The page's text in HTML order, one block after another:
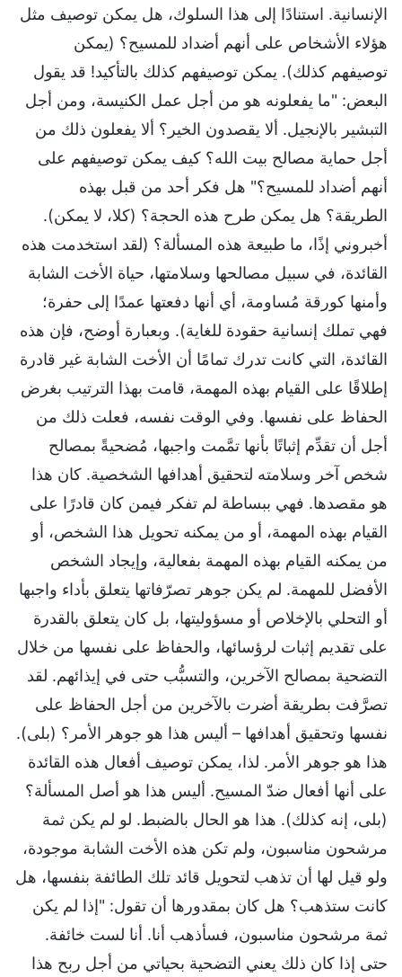
الإنسانية. استنادًا إلى هذا السلوك، هل يمكن توصيف مثل
هؤلاء الأشخاص على أنهم أضداد للمسيح؟ (يمكن
توصيفهم كذلك). يمكن توصيفهم كذلك بالتأكيد! قد يقول
البعض: "ما يفعلونه هو من أجل عمل الكنيسة، ومن أجل
التبشير بالإنجيل. ألا يقصدون الخير؟ ألا يفعلون ذلك من
أجل حماية مصالح بيت الله؟ كيف يمكن توصيفهم على
أنهم أضداد للمسيح؟" هل فكر أحد من قبل بهذه
الطريقة؟ هل يمكن طرح هذه الحجة؟ (كلا، لا يمكن).
أخبروني إذًا، ما طبيعة هذه المسألة؟ (لقد استخدمت هذه
القائدة، في سبيل مصالحها وسلامتها، حياة الأخت الشابة
وأمنها كورقة مُساومة، أي أنها دفعتها عمدًا إلى حفرة؛
فهي تملك إنسانية حقودة للغاية). وبعبارة أوضح، فإن هذه
القائدة، التي كانت تدرك تمامًا أن الأخت الشابة غير قادرة
إطلاقًا على القيام بهذه المهمة، قامت بهذا الترتيب بغرض
الحفاظ على نفسها. وفي الوقت نفسه، فعلت ذلك من
أجل أن تقدِّم إثباتًا بأنها تمَّمت واجبها، مُضحيةً بمصالح
شخص آخر وسلامته لتحقيق أهدافها الشخصية. كان هذا
هو مقصدها. فهي ببساطة لم تفكر فيمن كان قادرًا على
القيام بهذه المهمة، أو من يمكنه تحويل هذا الشخص، أو
من يمكنه القيام بهذه المهمة بفعالية، وإيجاد الشخص
الأفضل للمهمة. لم يكن جوهر تصرّفاتها يتعلق بأداء واجبها
أو التحلي بالإخلاص أو مسؤوليتها، بل كان يتعلق بالقدرة
على تقديم إثبات لرؤسائها، والحفاظ على نفسها من خلال
التضحية بمصالح الآخرين، والتسبُّب حتى في إيذائهم. لقد
تصرَّفت بطريقة أضرت بالآخرين من أجل الحفاظ على
نفسها وتحقيق أهدافها – أليس هذا هو جوهر الأمر؟ (بلى).
هذا هو جوهر الأمر. لذا، يمكن توصيف أفعال هذه القائدة
على أنها أفعال ضدّ المسيح. أليس هذا هو أصل المسألة؟
(بلى، إنه كذلك). هذا هو الحال بالضبط. لو لم يكن ثمة
مرشحون مناسبون، ولم تكن هذه الأخت الشابة موجودة،
ولو قيل لها أن تذهب لتحويل قائد تلك الطائفة بنفسها، هل
كانت ستذهب؟ هل كان بمقدورها أن تقول: "إذا لم يكن
ثمة مرشحون مناسبون، فسأذهب أنا. أنا لست خائفة.
حتى إذا كان ذلك يعني التضحية بحياتي من أجل ربح هذا